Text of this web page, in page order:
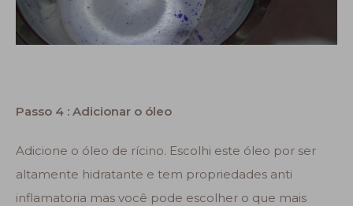
Passo 4 : Adicionar o óleo
Adicione o óleo de rícino. Escolhi este óleo por ser
altamente hidratante e tem propriedades anti
inflamatoria mas você pode escolher o que mais